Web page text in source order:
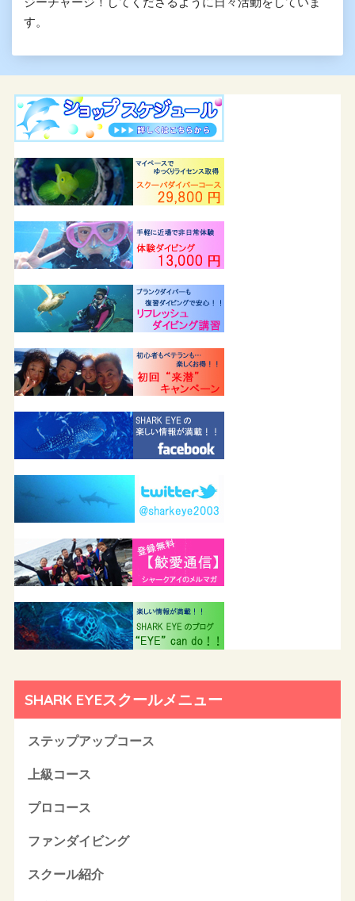
す。
SHARK EYEスクールメニュー
ステップアップコース
上級コース
プロコース
ファンダイビング
スクール紹介